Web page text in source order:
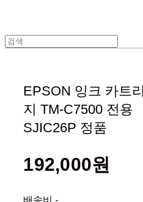
EPSON 잉크 카트리
지 TM-C7500 전용
SJIC26P 정품
192,000원